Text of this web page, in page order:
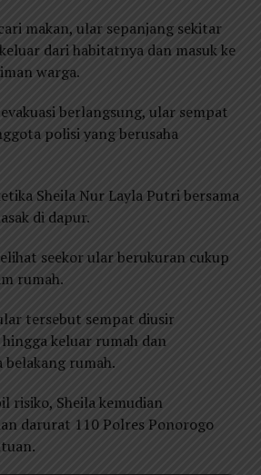
makan, ular sepanjang sekitar
dari habitatnya dan masuk ke
warga.
berlangsung, ular sempat
polisi yang berusaha
Sheila Nur Layla Putri bersama
di dapur.
seekor ular berukuran cukup
rumah.
tersebut sempat diusir
keluar rumah dan
belakang rumah.
risiko, Sheila kemudian
darurat 110 Polres Ponorogo